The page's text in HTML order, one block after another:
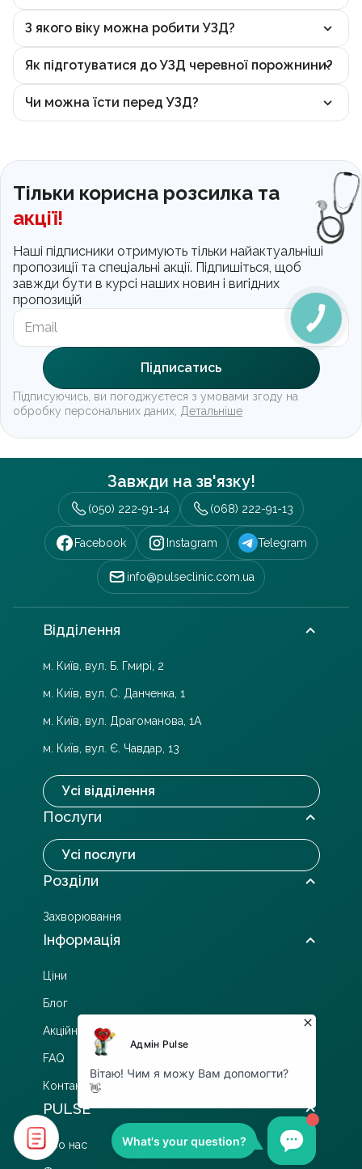
З якого віку можна робити УЗД?
Як підготуватися до УЗД черевної порожнини?
Чи можна їсти перед УЗД?
Тільки корисна розсилка та
акції!
Наші підписники отримують тільки найактуальніші
пропозиції та спеціальні акції. Підпишіться, щоб
завжди бути в курсі наших новин і вигідних
пропозицій
Підписуючись, ви погоджуєтеся з умовами згоду на
обробку персональних даних, Детальніше
Підписатись
Завжди на зв'язку!
info@pulseclinic.com.ua
(050) 222-91-14 (068) 222-91-13
Facebook Instagram Telegram
Відділення
м. Київ, вул. Б. Гмирі, 2
м. Київ, вул. С. Данченка, 1
м. Київ, вул. Драгоманова, 1А
м. Київ, вул. Є. Чавдар, 13
Усі відділення
Послуги
Усі послуги
Розділи
Захворювання
Інформація
Ціни
Блог
Акційні пропозиції
FAQ
Контакти
PULSE
Про нас